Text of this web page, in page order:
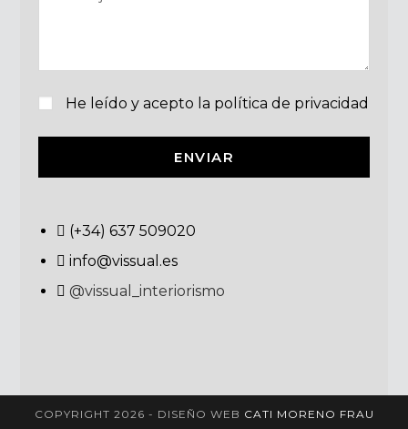
(+34) 637 509020
info@vissual.es
@vissual_interiorismo
He leído y acepto la política de privacidad
ENVIAR
COPYRIGHT 2026 - DISEÑO WEB CATI MORENO FRAU